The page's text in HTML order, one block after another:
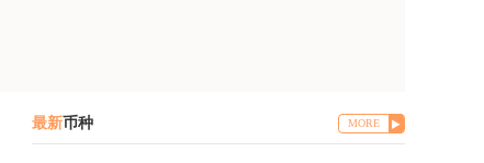
最新币种 MORE